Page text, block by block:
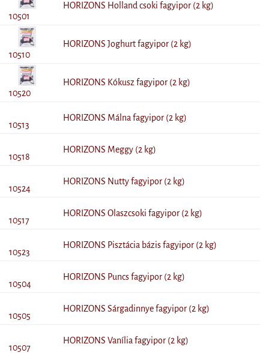
10501
HORIZONS Holland csoki fagyipor (2 kg)
10510
HORIZONS Joghurt fagyipor (2 kg)
10520
HORIZONS Kókusz fagyipor (2 kg)
10513
HORIZONS Málna fagyipor (2 kg)
10518
HORIZONS Meggy (2 kg)
10524
HORIZONS Nutty fagyipor (2 kg)
10517
HORIZONS Olaszcsoki fagyipor (2 kg)
10523
HORIZONS Pisztácia bázis fagyipor (2 kg)
10504
HORIZONS Puncs fagyipor (2 kg)
10505
HORIZONS Sárgadinnye fagyipor (2 kg)
10507
HORIZONS Vanília fagyipor (2 kg)